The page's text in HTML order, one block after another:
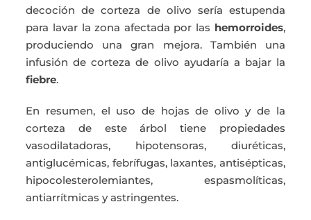
decoción de corteza de olivo sería estupenda
para lavar la zona afectada por las hemorroides,
produciendo una gran mejora. También una
infusión de corteza de olivo ayudaría a bajar la
fiebre.
En resumen, el uso de hojas de olivo y de la
corteza de este árbol tiene propiedades
vasodilatadoras, hipotensoras, diuréticas,
antiglucémicas, febrífugas, laxantes, antisépticas,
hipocolesterolemiantes, espasmolíticas,
antiarrítmicas y astringentes.